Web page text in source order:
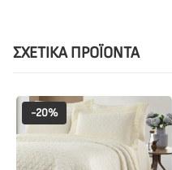
ΣΧΕΤΙΚΆ ΠΡΟΪΌΝΤΑ
-20%